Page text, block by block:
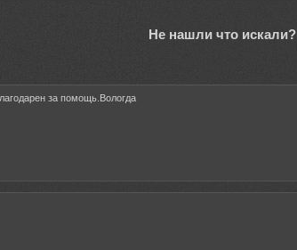
Не нашли что искали?
за помощь.Вологда